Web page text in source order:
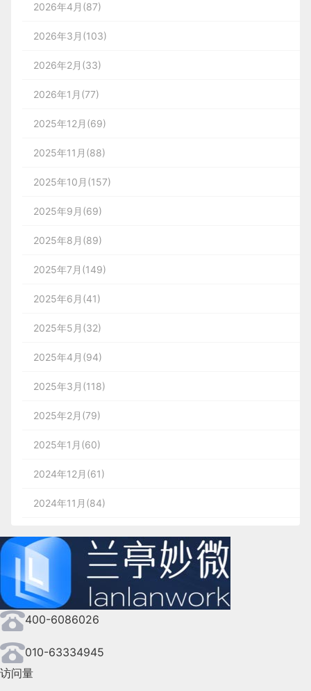
2026年4月(87)
2026年3月(103)
2026年2月(33)
2026年1月(77)
2025年12月(69)
2025年11月(88)
2025年10月(157)
2025年9月(69)
2025年8月(89)
2025年7月(149)
2025年6月(41)
2025年5月(32)
2025年4月(94)
2025年3月(118)
2025年2月(79)
2025年1月(60)
2024年12月(61)
2024年11月(84)
2024年9月(144)
2024年8月(164)
2024年7月(107)
2024年6月(63)
400-6086026
010-63334945
访问量